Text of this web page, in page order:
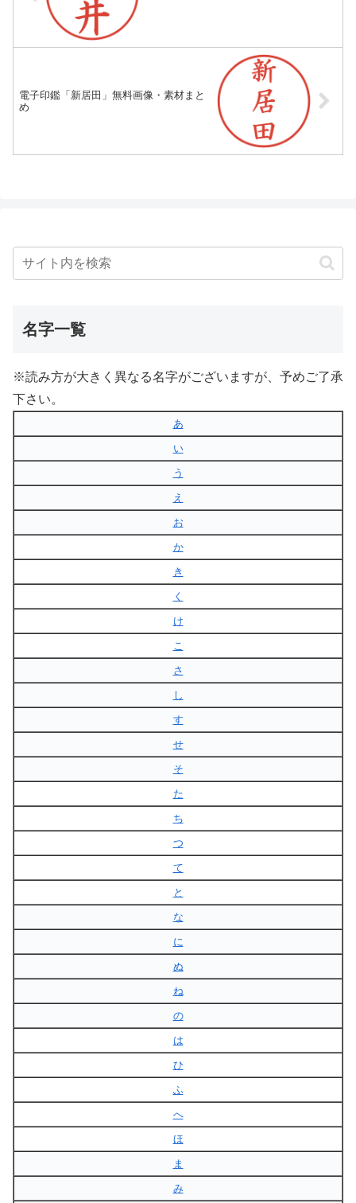
電子印鑑「新居田」無料画像・素材まと
め
名字一覧
※読み方が大きく異なる名字がございますが、予めご了承
下さい。
あ
い
う
え
お
か
き
く
け
こ
さ
し
す
せ
そ
た
ち
つ
て
と
な
に
ぬ
ね
の
は
ひ
ふ
へ
ほ
ま
み